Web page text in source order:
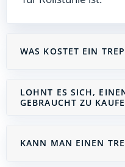
WAS KOSTET EIN
LOHNT ES SICH,
GEBRAUCHT ZU
KANN MAN EINEN